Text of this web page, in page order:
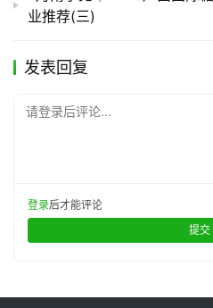
业推荐(三)
发表回复
请登录后评论...
登录后才能评论
提交